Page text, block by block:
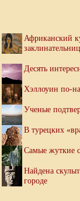
Африканский
Десять
Хэллоуин по-
Ученые
В турецких
Самые жуткие
Найдена
городе